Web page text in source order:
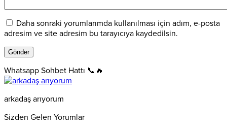
Daha sonraki yorumlarımda kullanılması için adım, e-posta
adresim ve site adresim bu tarayıcıya kaydedilsin.
Whatsapp Sohbet Hattı 📞🔥
arkadaş arıyorum
Sizden Gelen Yorumlar